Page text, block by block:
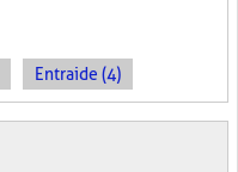
Entraide (4)